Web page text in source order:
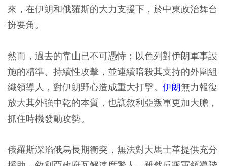
來，在伊朗和俄羅斯的大力支援下，於中東政治舞台
扮要角。
然而，過去的靠山已不可憑恃；以色列對伊朗軍事設
施的精準、持續性攻擊，並連續暗殺其支持的外圍組
織領導人，對伊朗野心造成重大打擊。 伊朗無力報復
放大其外強中乾的本質，也讓敘利亞叛軍更加大膽，
抓住時機發動攻勢。
俄羅斯深陷俄烏長期衝突，無法對大馬士革提供充分